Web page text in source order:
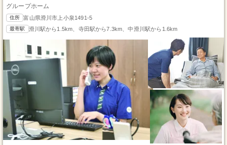
グループホーム
住所 富山県滑川市上小泉1491-5
最寄駅 滑川駅から1.5km、寺田駅から7.3km、中滑川駅から1.6km